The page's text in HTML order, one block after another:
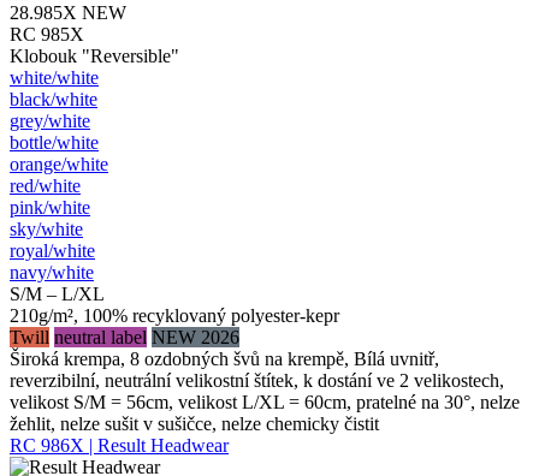
28.985X NEW
RC 985X
Klobouk "Reversible"
white/​white
black/​white
grey/​white
bottle/​white
orange/​white
red/​white
pink/​white
sky/​white
royal/​white
navy/​white
S/M – L/XL
210g/m², 100% recyklovaný polyester-kepr
Twill neutral label NEW 2026
Široká krempa, 8 ozdobných švů na krempě, Bílá uvnitř,
reverzibilní, neutrální velikostní štítek, k dostání ve 2 velikostech,
velikost S/M = 56cm, velikost L/XL = 60cm, pratelné na 30°, nelze
žehlit, nelze sušit v sušičce, nelze chemicky čistit
RC 986X | Result Headwear